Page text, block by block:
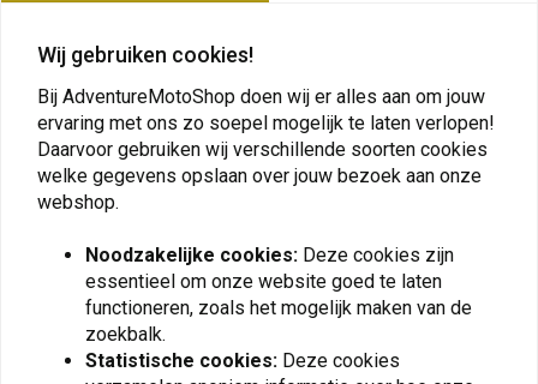
Dit slot wordt geleverd met twee sleutels, waarvan één met led-
ABUS Code Card voor extra of vervangende sleutel
Vergelijkbare producten
KEDO OVERLAND FUEL
Wij gebruiken cookies!
Bij AdventureMotoShop doen wij er alles aan om jouw
ervaring met ons zo soepel mogelijk te laten verlopen!
Daarvoor gebruiken wij verschillende soorten cookies
welke gegevens opslaan over jouw bezoek aan onze
webshop.
Noodzakelijke cookies: Deze cookies zijn
essentieel om onze website goed te laten
functioneren, zoals het mogelijk maken van de
zoekbalk.
Statistische cookies: Deze cookies